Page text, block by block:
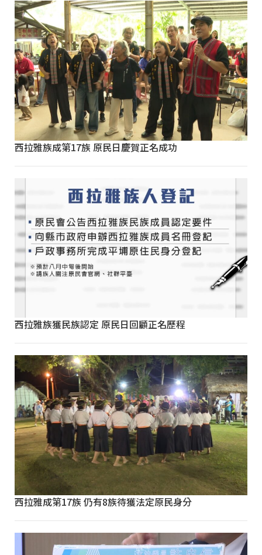
西拉雅族成第17族 原民日慶賀正名成功
西拉雅族獲民族認定 原民日回顧正名歷程
西拉雅成第17族 仍有8族待獲法定原民身分